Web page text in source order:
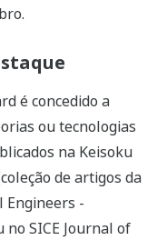
é concedido a
ou tecnologias
na Keisoku
de artigos da
Engineers -
SICE Journal of